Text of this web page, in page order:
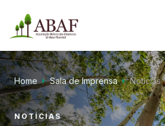
Home Sala de Imprensa Notícias
NOTÍCIAS